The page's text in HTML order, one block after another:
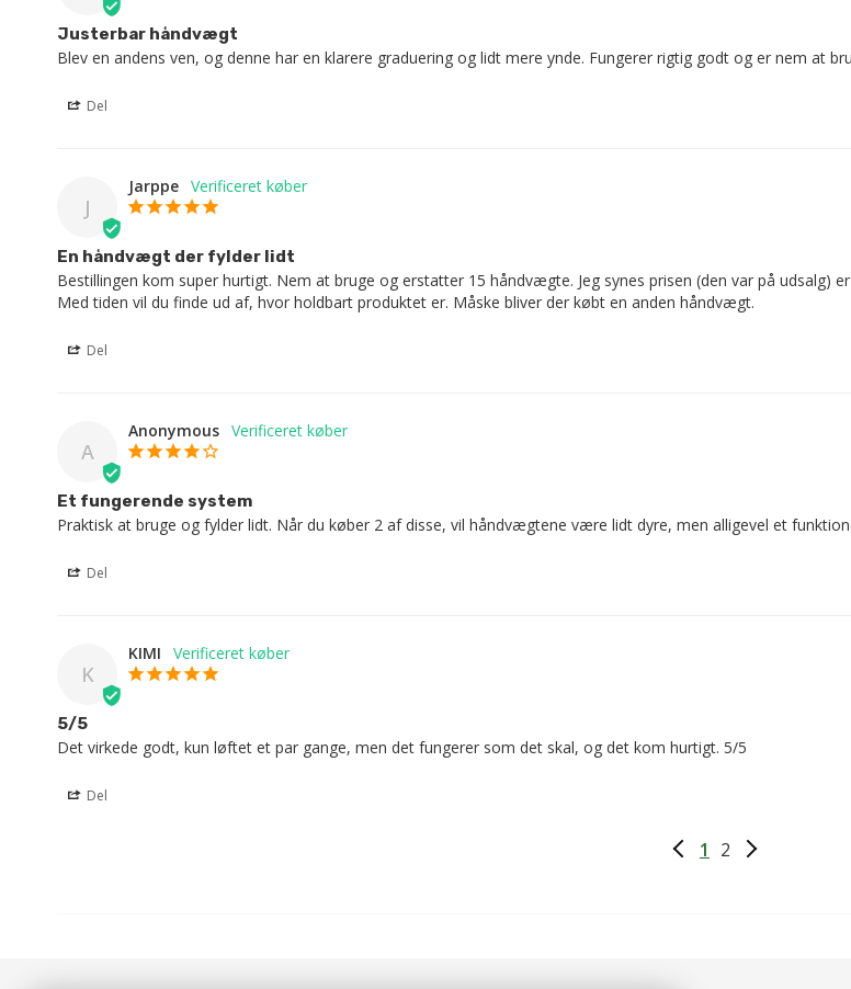
Justerbar håndvægt
Blev en andens ven, og denne har en klarere graduering og lidt mere ynde. Fungerer rigtig godt og er nem at
Del
J
Jarppe
En håndvægt der fylder lidt
Bestillingen kom super hurtigt. Nem at bruge og erstatter 15 håndvægte. Jeg synes prisen (den var på
Med tiden vil du finde ud af, hvor holdbart produktet er. Måske bliver der købt en anden håndvægt.
Del
A
Anonymous
Et fungerende system
Praktisk at bruge og fylder lidt. Når du køber 2 af disse, vil håndvægtene være lidt dyre, men alligevel et
Del
K
KIMI
5/5
Det virkede godt, kun løftet et par gange, men det fungerer som det skal, og det kom hurtigt. 5/5
Del
1 2